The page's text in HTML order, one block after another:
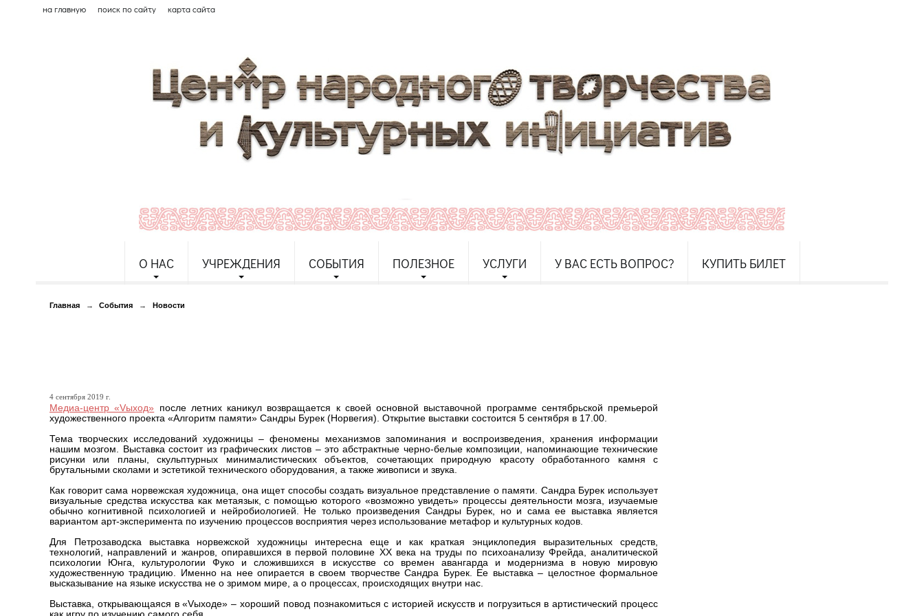
на главную поиск по сайту карта сайта
О НАС УЧРЕЖДЕНИЯ СОБЫТИЯ ПОЛЕЗНОЕ УСЛУГИ У ВАС ЕСТЬ ВОПРОС? КУПИТЬ БИЛЕТ
Главная → События → Новости
4 сентября 2019 г.
Медиа-центр «Vыход» после летних каникул возвращается к своей основной выставочной программе сентябрьской премьерой
художественного проекта «Алгоритм памяти» Сандры Бурек (Норвегия). Открытие выставки состоится 5 сентября в 17.00.
Тема творческих исследований художницы – феномены механизмов запоминания и воспроизведения, хранения информации
нашим мозгом. Выставка состоит из графических листов – это абстрактные черно-белые композиции, напоминающие технические
рисунки или планы, скульптурных минималистических объектов, сочетающих природную красоту обработанного камня с
брутальными сколами и эстетикой технического оборудования, а также живописи и звука.
Как говорит сама норвежская художница, она ищет способы создать визуальное представление о памяти. Сандра Бурек использует
визуальные средства искусства как метаязык, с помощью которого «возможно увидеть» процессы деятельности мозга, изучаемые
обычно когнитивной психологией и нейробиологией. Не только произведения Сандры Бурек, но и сама ее выставка является
вариантом арт-эксперимента по изучению процессов восприятия через использование метафор и культурных кодов.
Для Петрозаводска выставка норвежской художницы интересна еще и как краткая энциклопедия выразительных средств,
технологий, направлений и жанров, опиравшихся в первой половине ХХ века на труды по психоанализу Фрейда, аналитической
психологии Юнга, культурологии Фуко и сложившихся в искусстве со времен авангарда и модернизма в новую мировую
художественную традицию. Именно на нее опирается в своем творчестве Сандра Бурек. Ее выставка – целостное формальное
высказывание на языке искусства не о зримом мире, а о процессах, происходящих внутри нас.
Выставка, открывающаяся в «Vыходе» – хороший повод познакомиться с историей искусств и погрузиться в артистический процесс